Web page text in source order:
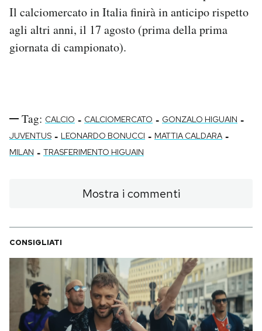
Il calciomercato in Italia finirà in anticipo rispetto
agli altri anni, il 17 agosto (prima della prima
giornata di campionato).
Tag: CALCIO - CALCIOMERCATO - GONZALO HIGUAIN -
JUVENTUS - LEONARDO BONUCCI - MATTIA CALDARA -
MILAN - TRASFERIMENTO HIGUAIN
Mostra i commenti
CONSIGLIATI